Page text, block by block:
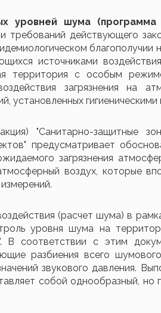
уровней шума
требований действующего
благополучии
источниками
территория с особым
загрязнения на
установленных
"Санитарно-защитные
предусматривает
загрязнения
воздух, которые
(расчет шума) в
уровня шума на
В соответствии с этим
разбиения всего
звукового давления.
собой однообразный, но